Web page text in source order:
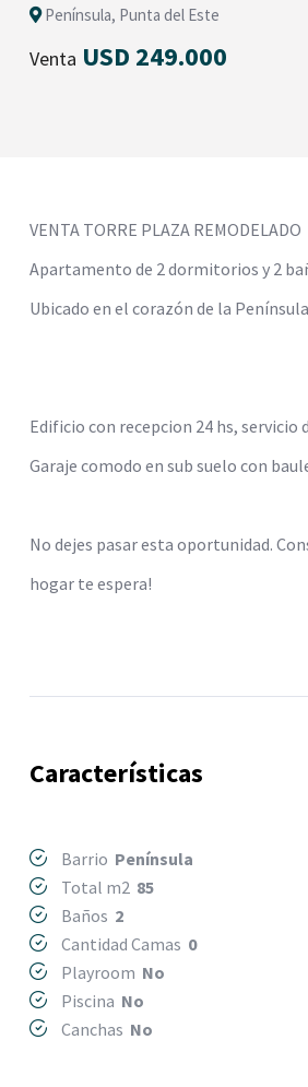
Península, Punta del Este
Venta USD 249.000
VENTA TORRE PLAZA REMODELADO
Apartamento de 2 dormitorios y 2
Ubicado en el corazón de la
Edificio con recepcion 24 hs,
Garaje comodo en sub suelo con
No dejes pasar esta oportunidad.
hogar te espera!
Características
Barrio Península
Total m2 85
Baños 2
Cantidad Camas 0
Playroom No
Piscina No
Canchas No